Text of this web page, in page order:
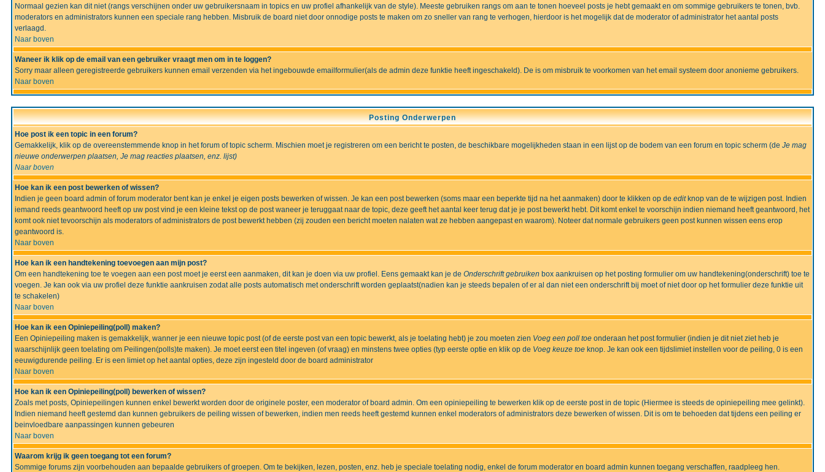
Normaal gezien kan dit niet (rangs verschijnen onder uw gebruikersnaam in topics en uw profiel afhankelijk van de style). Meeste gebruiken rangs om aan te tonen hoeveel posts je hebt gemaakt en om sommige gebruikers te tonen, bvb.
moderators en administrators kunnen een speciale rang hebben. Misbruik de board niet door onnodige posts te maken om zo sneller van rang te verhogen, hierdoor is het mogelijk dat de moderator of administrator het aantal posts
verlaagd.
Naar boven
Waneer ik klik op de email van een gebruiker vraagt men om in te loggen?
Sorry maar alleen geregistreerde gebruikers kunnen email verzenden via het ingebouwde emailformulier(als de admin deze funktie heeft ingeschakeld). De is om misbruik te voorkomen van het email systeem door anonieme gebruikers.
Naar boven
Posting Onderwerpen
Hoe post ik een topic in een forum?
Gemakkelijk, klik op de overeenstemmende knop in het forum of topic scherm. Mischien moet je registreren om een bericht te posten, de beschikbare mogelijkheden staan in een lijst op de bodem van een forum en topic scherm (de Je mag
nieuwe onderwerpen plaatsen, Je mag reacties plaatsen, enz. lijst)
Naar boven
Hoe kan ik een post bewerken of wissen?
Indien je geen board admin of forum moderator bent kan je enkel je eigen posts bewerken of wissen. Je kan een post bewerken (soms maar een beperkte tijd na het aanmaken) door te klikken op de editknop van de te wijzigen post. Indien
iemand reeds geantwoord heeft op uw post vind je een kleine tekst op de post waneer je teruggaat naar de topic, deze geeft het aantal keer terug dat je je post bewerkt hebt. Dit komt enkel te voorschijn indien niemand heeft geantwoord, het
komt ook niet tevoorschijn als moderators of administrators de post bewerkt hebben (zij zouden een bericht moeten nalaten wat ze hebben aangepast en waarom). Noteer dat normale gebruikers geen post kunnen wissen eens erop
geantwoord is.
Naar boven
Hoe kan ik een handtekening toevoegen aan mijn post?
Om een handtekening toe te voegen aan een post moet je eerst een aanmaken, dit kan je doen via uw profiel. Eens gemaakt kan je de Onderschrift gebruiken box aankruisen op het posting formulier om uw handtekening(onderschrift) toe te
voegen. Je kan ook via uw profiel deze funktie aankruisen zodat alle posts automatisch met onderschrift worden geplaatst(nadien kan je steeds bepalen of er al dan niet een onderschrift bij moet of niet door op het formulier deze funktie uit
te schakelen)
Naar boven
Hoe kan ik een Opiniepeiling(poll) maken?
Een Opiniepeiling maken is gemakkelijk, wanner je een nieuwe topic post (of de eerste post van een topic bewerkt, als je toelating hebt) je zou moeten zien Voeg een poll toe onderaan het post formulier (indien je dit niet ziet heb je
waarschijnlijk geen toelating om Peilingen(polls)te maken). Je moet eerst een titel ingeven (of vraag) en minstens twee opties (typ eerste optie en klik op de Voeg keuze toe knop. Je kan ook een tijdslimiet instellen voor de peiling, 0 is een
eeuwigdurende peiling. Er is een limiet op het aantal opties, deze zijn ingesteld door de board administrator
Naar boven
Hoe kan ik een Opiniepeiling(poll) bewerken of wissen?
Zoals met posts, Opiniepeilingen kunnen enkel bewerkt worden door de originele poster, een moderator of board admin. Om een opiniepeiling te bewerken klik op de eerste post in de topic (Hiermee is steeds de opiniepeiling mee gelinkt).
Indien niemand heeft gestemd dan kunnen gebruikers de peiling wissen of bewerken, indien men reeds heeft gestemd kunnen enkel moderators of administrators deze bewerken of wissen. Dit is om te behoeden dat tijdens een peiling er
beinvloedbare aanpassingen kunnen gebeuren
Naar boven
Waarom krijg ik geen toegang tot een forum?
Sommige forums zijn voorbehouden aan bepaalde gebruikers of groepen. Om te bekijken, lezen, posten, enz. heb je speciale toelating nodig, enkel de forum moderator en board admin kunnen toegang verschaffen, raadpleeg hen.